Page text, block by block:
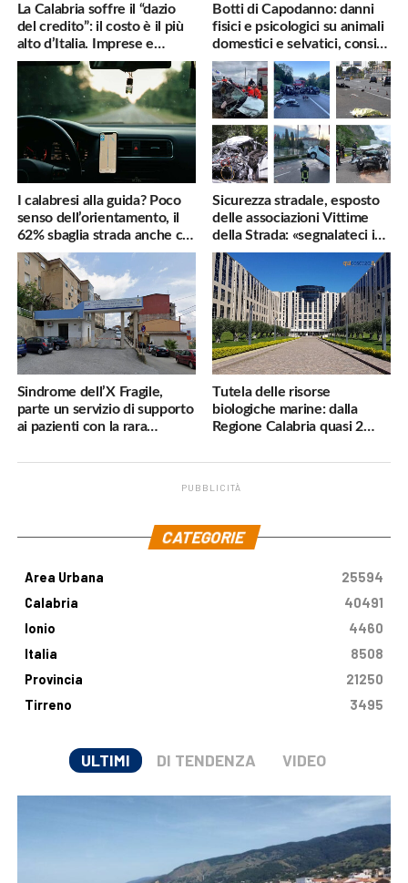
La Calabria soffre il “dazio
del credito”: il costo è il più
alto d’Italia. Imprese e
famiglie penalizzate
Botti di Capodanno: danni
fisici e psicologici su animali
domestici e selvatici, consigli
utili
I calabresi alla guida? Poco
senso dell’orientamento, il
62% sbaglia strada anche col
navigatore
Sicurezza stradale, esposto
delle associazioni Vittime
della Strada: «segnalateci i
pericoli, interverremo
subito»
Sindrome dell’X Fragile,
parte un servizio di supporto
ai pazienti con la rara
Tutela delle risorse
biologiche marine: dalla
Regione Calabria quasi 2
PUBBLICITÀ
CATEGORIE
Area Urbana
25594
Calabria
40491
Ionio
4460
Italia
8508
Provincia
21250
Tirreno
3495
ULTIMI DI TENDENZA VIDEO